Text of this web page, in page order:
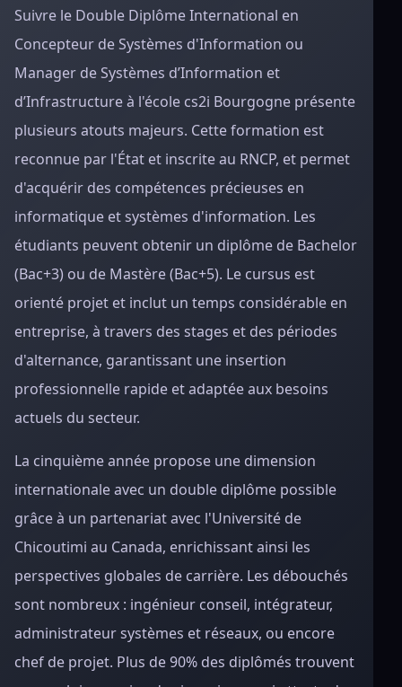
Suivre le Double Diplôme International en
Concepteur de Systèmes d'Information ou
Manager de Systèmes d’Information et
d’Infrastructure à l'école cs2i Bourgogne présente
plusieurs atouts majeurs. Cette formation est
reconnue par l'État et inscrite au RNCP, et permet
d'acquérir des compétences précieuses en
informatique et systèmes d'information. Les
étudiants peuvent obtenir un diplôme de Bachelor
(Bac+3) ou de Mastère (Bac+5). Le cursus est
orienté projet et inclut un temps considérable en
entreprise, à travers des stages et des périodes
d'alternance, garantissant une insertion
professionnelle rapide et adaptée aux besoins
actuels du secteur.
La cinquième année propose une dimension
internationale avec un double diplôme possible
grâce à un partenariat avec l'Université de
Chicoutimi au Canada, enrichissant ainsi les
perspectives globales de carrière. Les débouchés
sont nombreux : ingénieur conseil, intégrateur,
administrateur systèmes et réseaux, ou encore
chef de projet. Plus de 90% des diplômés trouvent